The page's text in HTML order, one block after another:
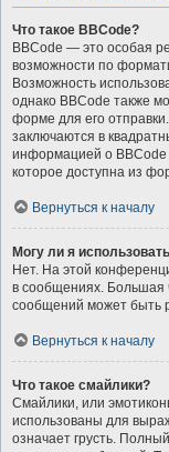
Что такое BBCode?
BBCode — это особая
возможности по
Возможность
однако BBCode также
форме для его
заключаются в
информацией о BBCode
которое доступна из
Вернуться к началу
Могу ли я
Нет. На этой
в сообщениях. Большая
сообщений может быть
Вернуться к началу
Что такое смайлики?
Смайлики, или
использованы для
означает грусть.